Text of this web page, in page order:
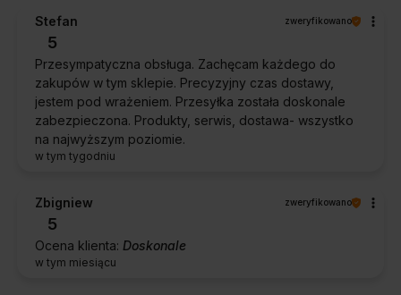
Stefan zweryfikowano
5
Przesympatyczna obsługa. Zachęcam każdego do
zakupów w tym sklepie. Precyzyjny czas dostawy,
jestem pod wrażeniem. Przesyłka została doskonale
zabezpieczona. Produkty, serwis, dostawa- wszystko
na najwyższym poziomie.
w tym tygodniu
Zbigniew zweryfikowano
5
Ocena klienta: Doskonale
w tym miesiącu